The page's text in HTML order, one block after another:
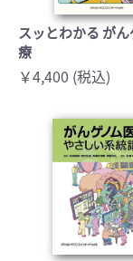
スッとわかる が
療
￥4,400 (税込)